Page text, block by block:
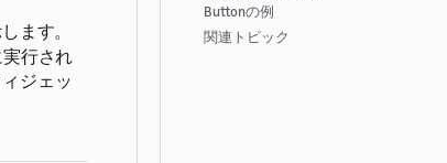
ます。
行され
ジェッ
Buttonの例
関連トピック